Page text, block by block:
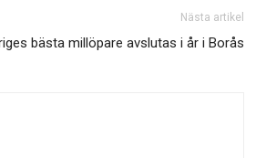
Nästa artikel
bästa millöpare avslutas i år i Borås